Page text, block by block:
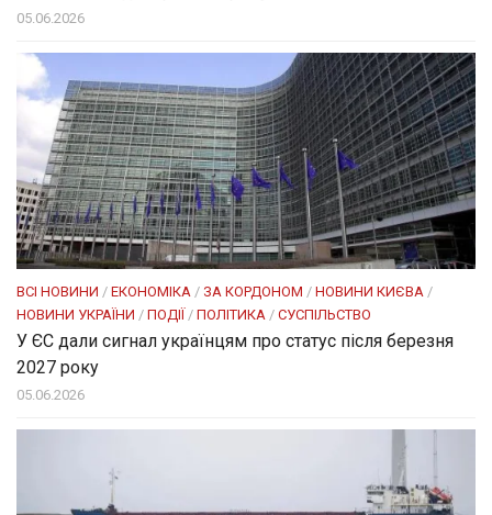
05.06.2026
ВСІ НОВИНИ / ЕКОНОМІКА / ЗА КОРДОНОМ / НОВИНИ КИЄВА /
НОВИНИ УКРАЇНИ / ПОДІЇ / ПОЛІТИКА / СУСПІЛЬСТВО
У ЄС дали сигнал українцям про статус після березня
2027 року
05.06.2026